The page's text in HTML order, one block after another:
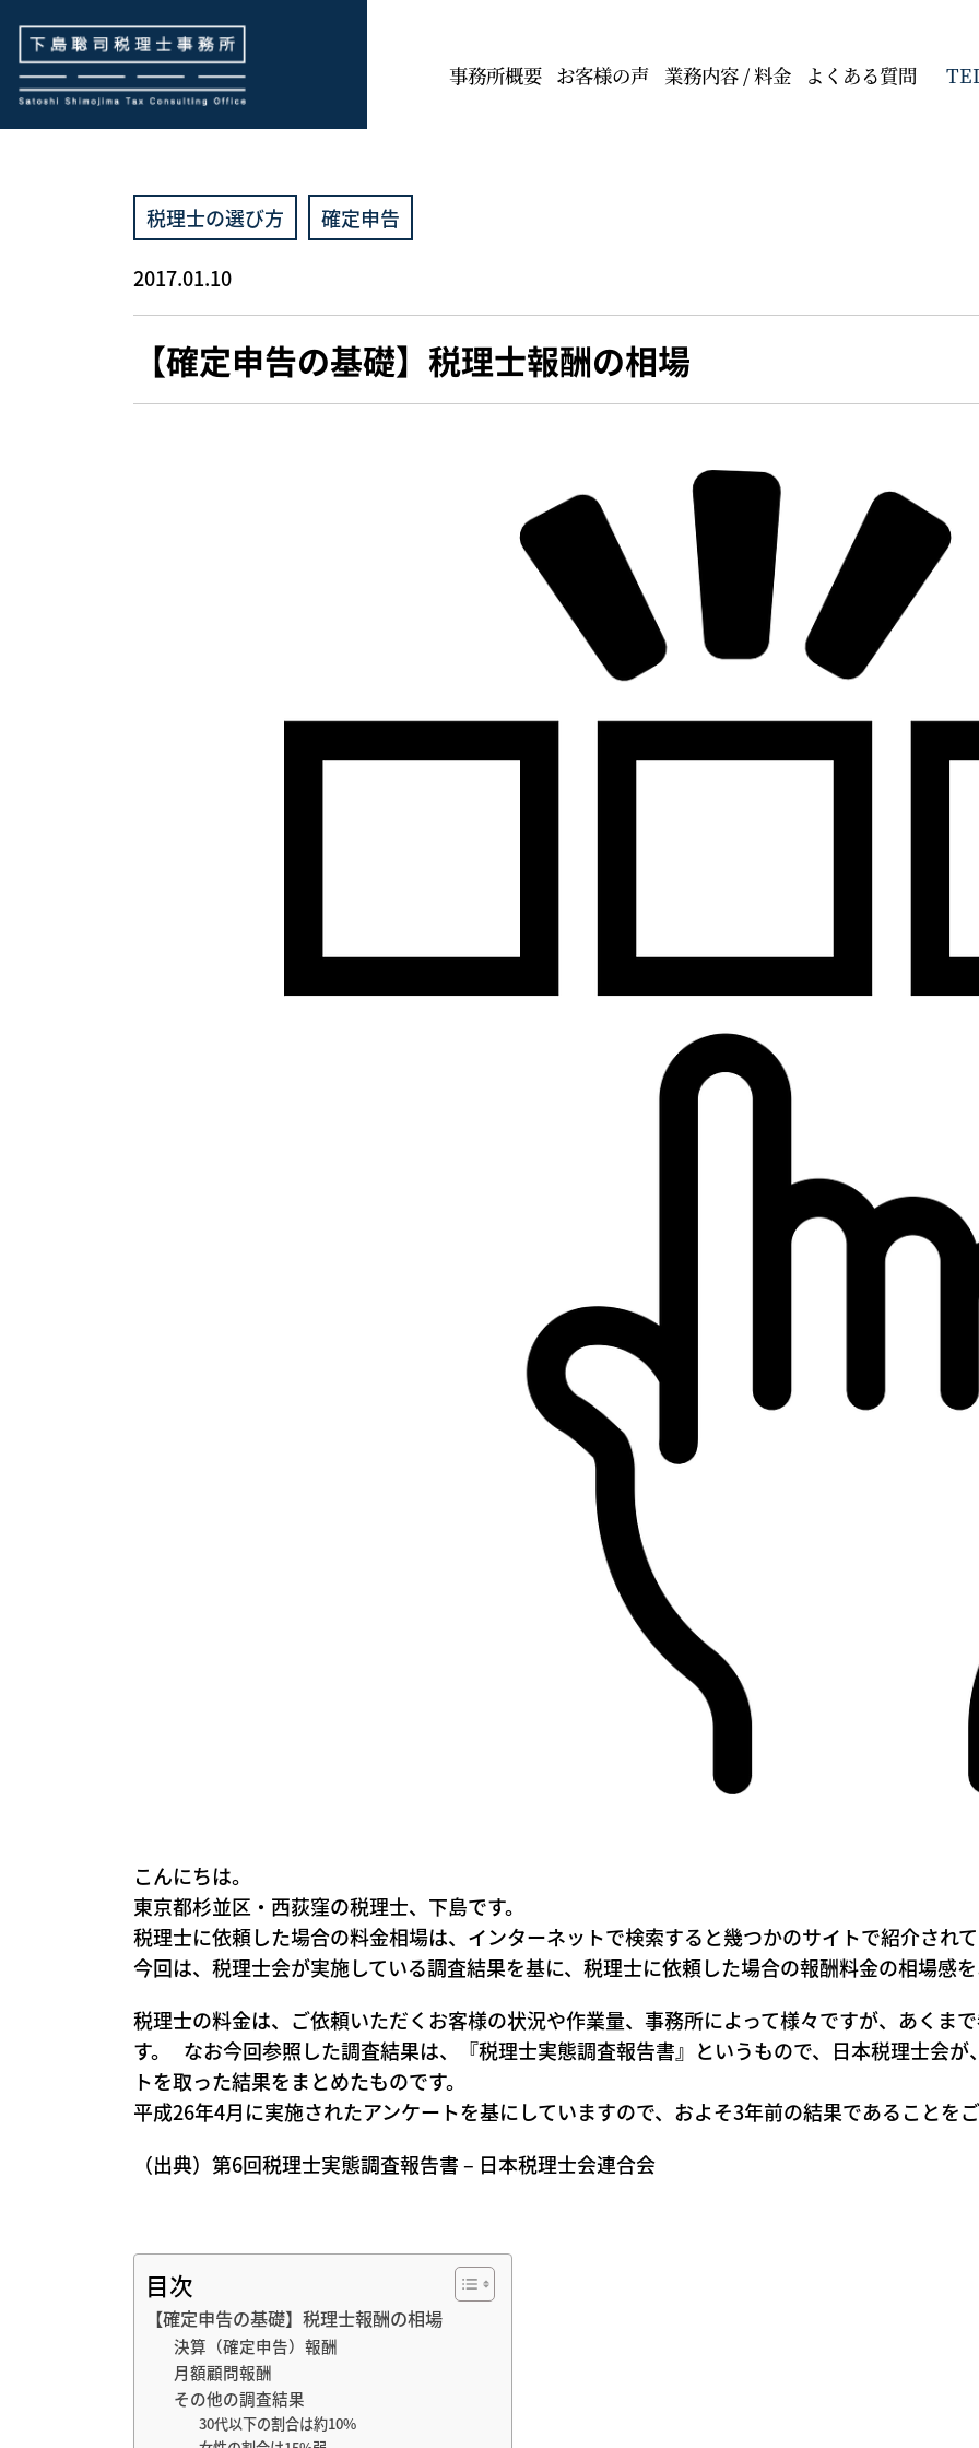
事務所概要 お客様の声 業務内容 / 料金 よくある質問
税理士の選び方 確定申告
2017.01.10
【確定申告の基礎】税理士報酬の相場
こんにちは。
東京都杉並区・西荻窪の税理士、下島です。
税理士に依頼した場合の料金相場は、インターネットで検索すると幾つかのサイトで紹介され
今回は、税理士会が実施している調査結果を基に、税理士に依頼した場合の報酬料金の相場感
税理士の料金は、ご依頼いただくお客様の状況や作業量、事務所によって様々ですが、あくま
す。
なお今回参照した調査結果は、『税理士実態調査報告書』というもので、日本税理士会
トを取った結果をまとめたものです。
平成26年4月に実施されたアンケートを基にしていますので、およそ3年前の結果であることを
（出典）第6回税理士実態調査報告書 – 日本税理士会連合会
目次
【確定申告の基礎】税理士報酬の相場
決算（確定申告）報酬
月額顧問報酬
その他の調査結果
30代以下の割合は約10%